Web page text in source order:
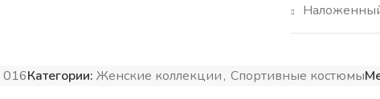
016Категории: Женские коллекции, Спортивные костюмы